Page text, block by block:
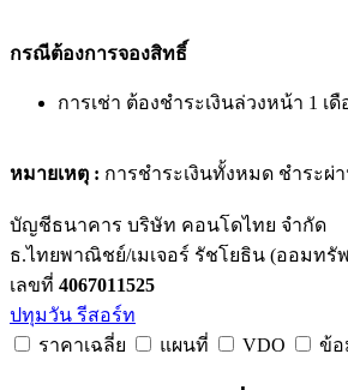
กรณีต้องการจองสิทธิ์
การเช่า ต้องชำระเงินล่วงหน้า 1
หมายเหตุ : การชำระเงินทั้งหมด ชำระผ่
บัญชีธนาคาร บริษัท คอนโดไทย จำกัด
ธ.ไทยพาณิชย์/เมเจอร์ รัชโยธิน (ออมทรั
เลขที่ 4067011525
ปทุมวัน รีสอร์ท
ราคาเฉลี่ย
แผนที่ VDO ข้อ